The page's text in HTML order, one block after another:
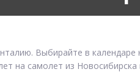
Выбирайте в
на самолет из